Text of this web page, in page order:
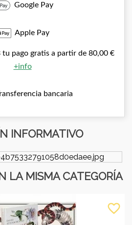
Google Pay
Apple Pay
tu pago gratis a partir de 80,00 €
+info
bancaria
INFORMATIVO
LA MISMA CATEGORÍA
favorite_border